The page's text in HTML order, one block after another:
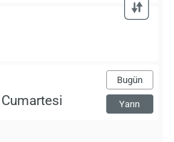
Bugün
Yarın